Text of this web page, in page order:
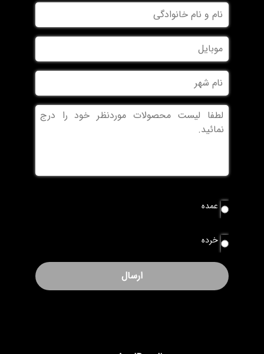
نام
و
نام
خانوادگی
موبایل
نام
شهر
بدون
عنوان
نوع
سفارش
عمده
خرده